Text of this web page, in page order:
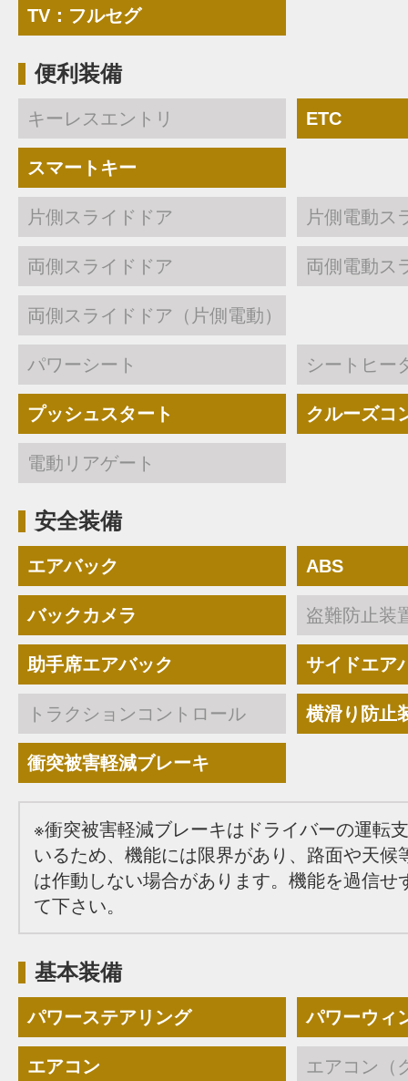
TV：フルセグ
便利装備
キーレスエントリ ETC
スマートキー
片側スライドドア 片側電動ス
両側スライドドア 両側電動ス
両側スライドドア（片側電動）
パワーシート シートヒー
プッシュスタート クルーズコ
電動リアゲート
安全装備
エアバック ABS
バックカメラ 盗難防止装
助手席エアバック サイドエア
トラクションコントロール 横滑り防止
衝突被害軽減ブレーキ
※衝突被害軽減ブレーキはドライバーの運転
いるため、機能には限界があり、路面や天候
は作動しない場合があります。機能を過信せ
て下さい。
基本装備
パワーステアリング パワーウィ
エアコン エアコン（